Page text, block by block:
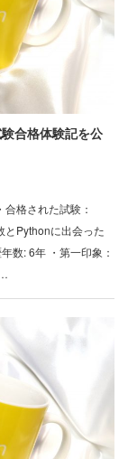
合格体験記を公
格された試験：
とPythonに出会った
数: 6年 ・第一印象：